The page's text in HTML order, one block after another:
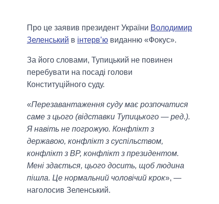
Про це заявив президент України Володимир
Зеленський в інтерв’ю виданню «Фокус».
За його словами, Тупицький не повинен
перебувати на посаді голови
Конституційного суду.
«Перезавантаження суду має розпочатися
саме з цього (відставки Тупицького — ред.).
Я навіть не погрожую. Конфлікт з
державою, конфлікт з суспільством,
конфлікт з ВР, конфлікт з президентом.
Мені здається, цього досить, щоб людина
пішла. Це нормальний чоловічий крок», —
наголосив Зеленський.